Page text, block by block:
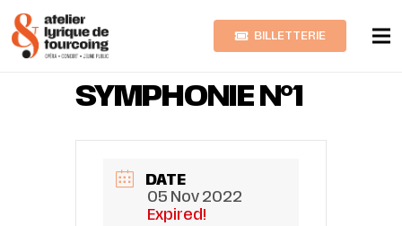
BILLETTERIE
MAHLER
SYMPHONIE N°1
DATE
05 Nov 2022
Expired!